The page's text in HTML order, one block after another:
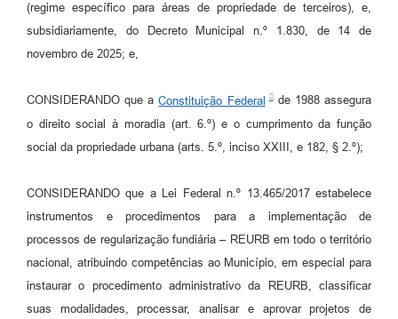
(regime específico para áreas de propriedade de terceiros), e,
subsidiariamente, do Decreto Municipal n.º 1.830, de 14 de
novembro de 2025; e,
CONSIDERANDO que aConstituição Federal
de 1988 assegura
o direito social à moradia (art. 6.º) e o cumprimento da função
social da propriedade urbana (arts. 5.º, inciso XXIII, e 182, § 2.º);
CONSIDERANDO que a Lei Federal n.º 13.465/2017 estabelece
instrumentos e procedimentos para a implementação de
processos de regularização fundiária – REURB em todo o território
nacional, atribuindo competências ao Município, em especial para
instaurar o procedimento administrativo da REURB, classificar
suas modalidades, processar, analisar e aprovar projetos de